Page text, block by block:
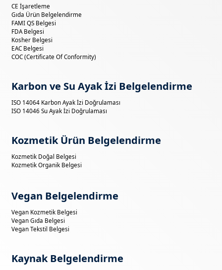
CE İşaretleme
Gıda Ürün Belgelendirme
FAMI QS Belgesi
FDA Belgesi
Kosher Belgesi
EAC Belgesi
COC (Certificate Of Conformity)
Karbon ve Su Ayak İzi Belgelendirme
ISO 14064 Karbon Ayak İzi Doğrulaması
ISO 14046 Su Ayak İzi Doğrulaması
Kozmetik Ürün Belgelendirme
Kozmetik Doğal Belgesi
Kozmetik Organik Belgesi
Vegan Belgelendirme
Vegan Kozmetik Belgesi
Vegan Gıda Belgesi
Vegan Tekstil Belgesi
Kaynak Belgelendirme